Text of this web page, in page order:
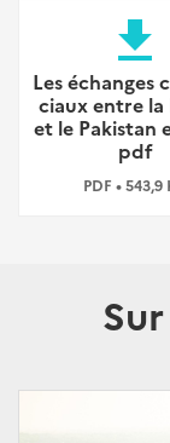
file_download
Les échanges
ciaux entre la
et le Pakistan
pdf
PDF • 543,9